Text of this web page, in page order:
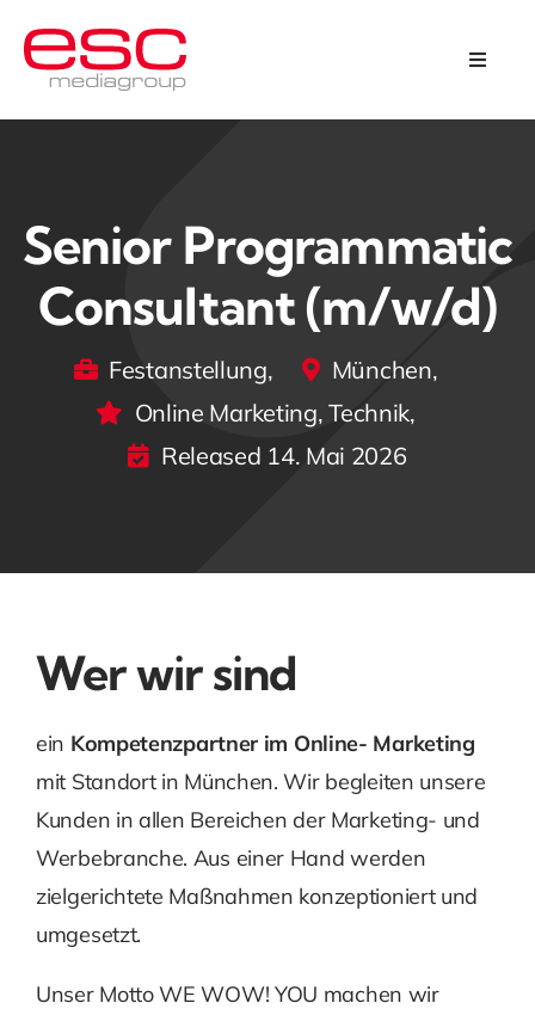
Toggle
Programmatic Omnichannel
Karriere
Senior Programmatic
Consultant (m/w/d)
Festanstellung, München,
Online Marketing, Technik,
Released 14. Mai 2026
Wer wir sind
ein Kompetenzpartner im Online- Marketing
mit Standort in München. Wir begleiten unsere
Kunden in allen Bereichen der Marketing- und
Werbebranche. Aus einer Hand werden
zielgerichtete Maßnahmen konzeptioniert und
umgesetzt.
Unser Motto WE WOW! YOU machen wir